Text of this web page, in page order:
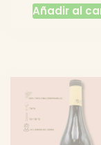
Añadir al